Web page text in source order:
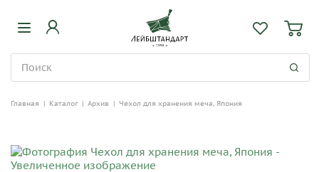
Главная | Каталог | Архив | Чехол для хранения меча, Япония